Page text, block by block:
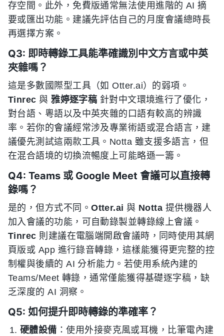
存空間。此外，免費版通常無法使用進階的 AI 摘
要或匯出功能。建議先評估自己的月度會議總時長
再選擇方案。
Q3: 即時轉錄工具能準確識別中文方言或中英
夾雜嗎？
這是多數國際型工具（如 Otter.ai）的弱項。
Tinrec 與雅婷逐字稿 針對中文環境進行了優化，
對台語、粵語以及中英夾雜的口語有較高的辨識
率。若你的會議經常涉及專業術語或混合語言，建
議優先測試這兩款工具。Notta 雖支援多語言，但
在混合語境的切換流暢度上可能略遜一籌。
Q4: Teams 或 Google Meet 會議可以直接轉
錄嗎？
是的，但方式不同。Otter.ai 與 Notta 提供機器人
加入會議的功能，可自動錄製並轉錄線上會議。
Tinrec 則建議在電腦端開啟會議時，同時使用其網
頁版或 App 進行錄音轉錄，這樣能獲得更完整的控
制權與後續的 AI 分析能力。若使用系統內建的
Teams/Meet 轉錄，通常僅能獲得基礎逐字稿，缺
乏深度的 AI 洞察。
Q5: 如何提升即時轉錄的準確率？
硬體設備 ：使用外接麥克風或耳機，比筆電內建